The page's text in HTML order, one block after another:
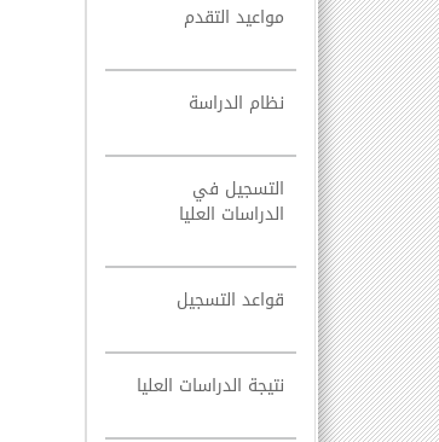
مواعيد التقدم
نظام الدراسة
التسجيل في
الدراسات العليا
قواعد التسجيل
نتيجة الدراسات العليا